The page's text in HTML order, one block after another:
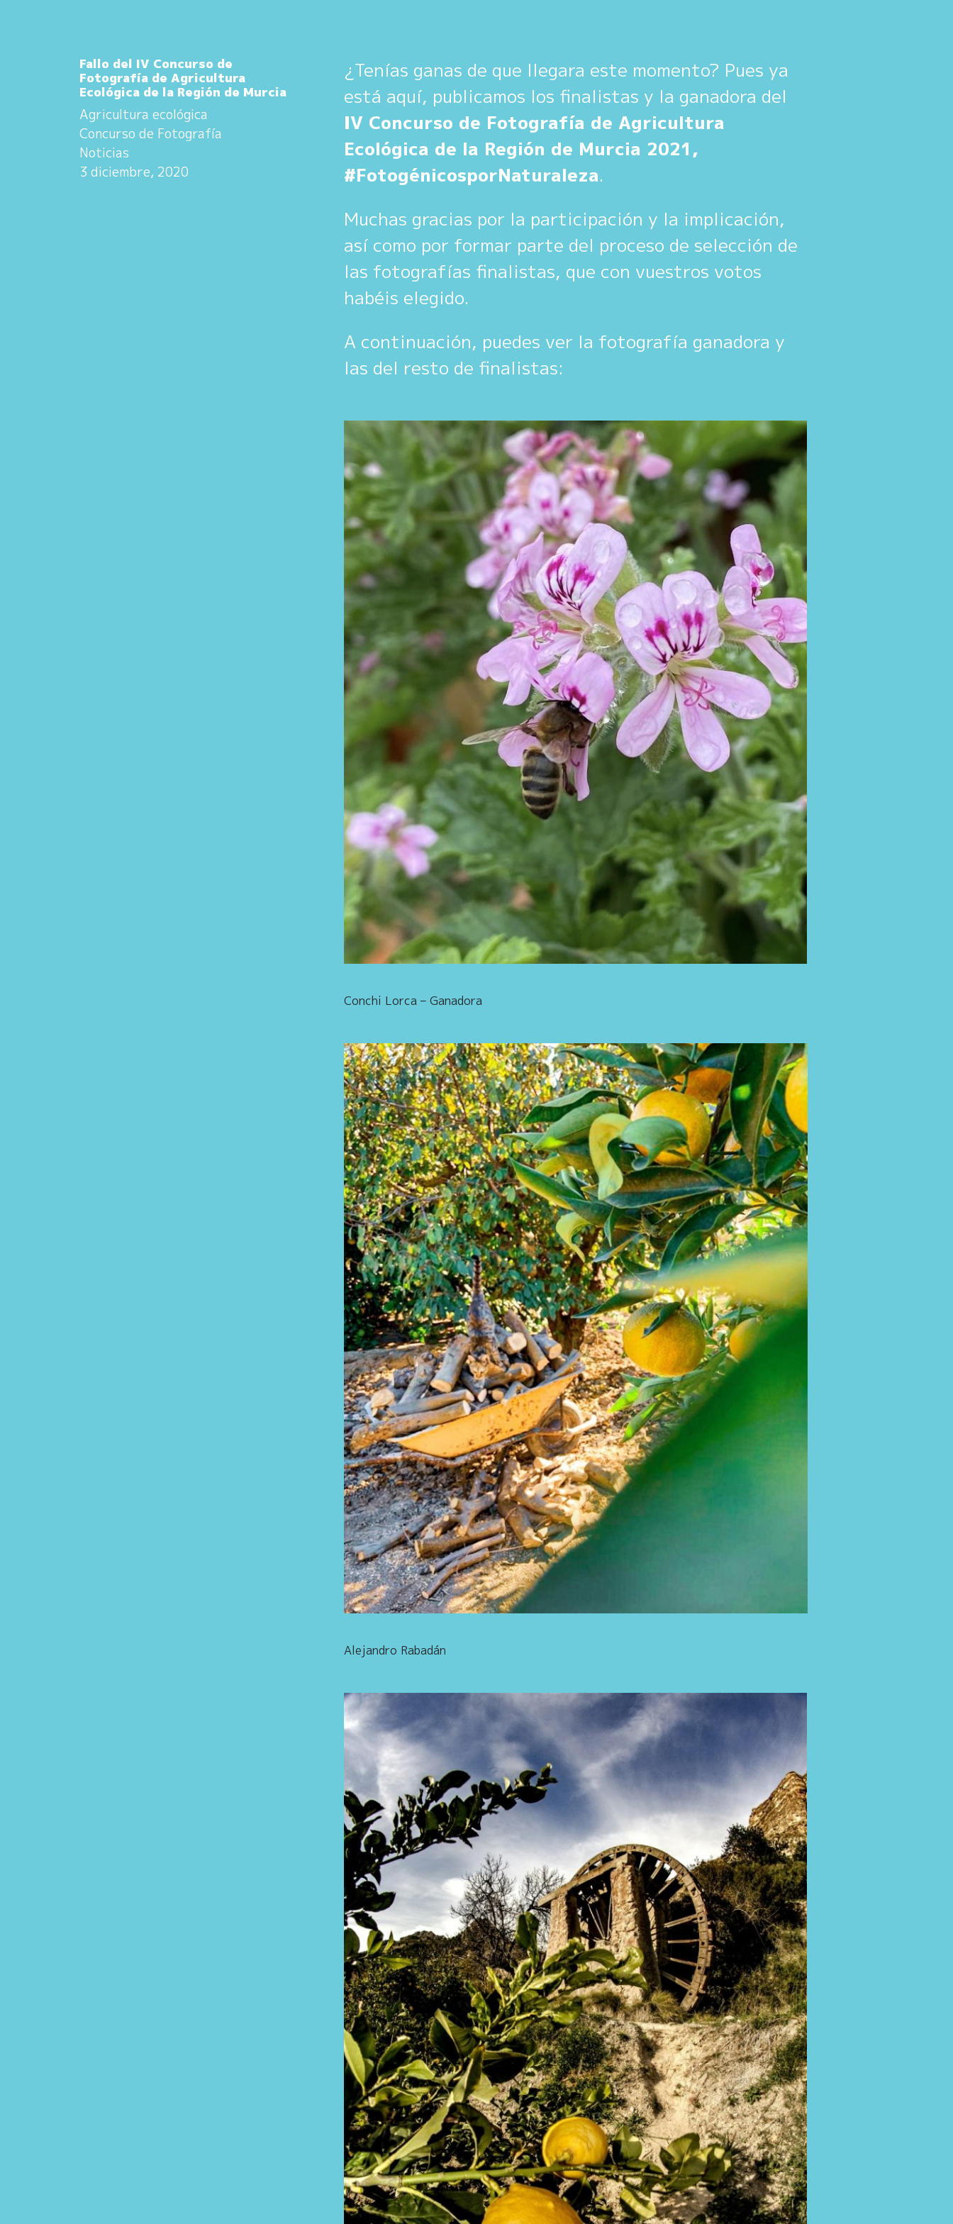
Fallo del IV Concurso de
Fotografía de Agricultura
Ecológica de la Región de Murcia
Agricultura ecológica
Concurso de Fotografía
Noticias
3 diciembre, 2020
¿Tenías ganas de que llegara este momento? Pues ya
está aquí, publicamos los finalistas y la ganadora del
IV Concurso de Fotografía de Agricultura
Ecológica de la Región de Murcia 2021,
#FotogénicosporNaturaleza.
Muchas gracias por la participación y la implicación,
así como por formar parte del proceso de selección de
las fotografías finalistas, que con vuestros votos
habéis elegido.
A continuación, puedes ver la fotografía ganadora y
las del resto de finalistas:
Conchi Lorca – Ganadora
Alejandro Rabadán